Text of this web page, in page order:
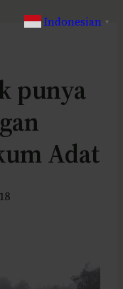
punya
Adat
Indonesian ▼